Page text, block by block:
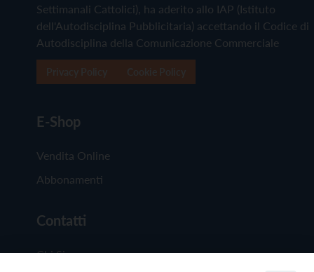
Settimanali Cattolici), ha aderito allo IAP (Istituto
dell'Autodisciplina Pubblicitaria) accettando il Codice di
Autodisciplina della Comunicazione Commerciale
E-Shop
Vendita Online
Abbonamenti
Contatti
Chi Siamo